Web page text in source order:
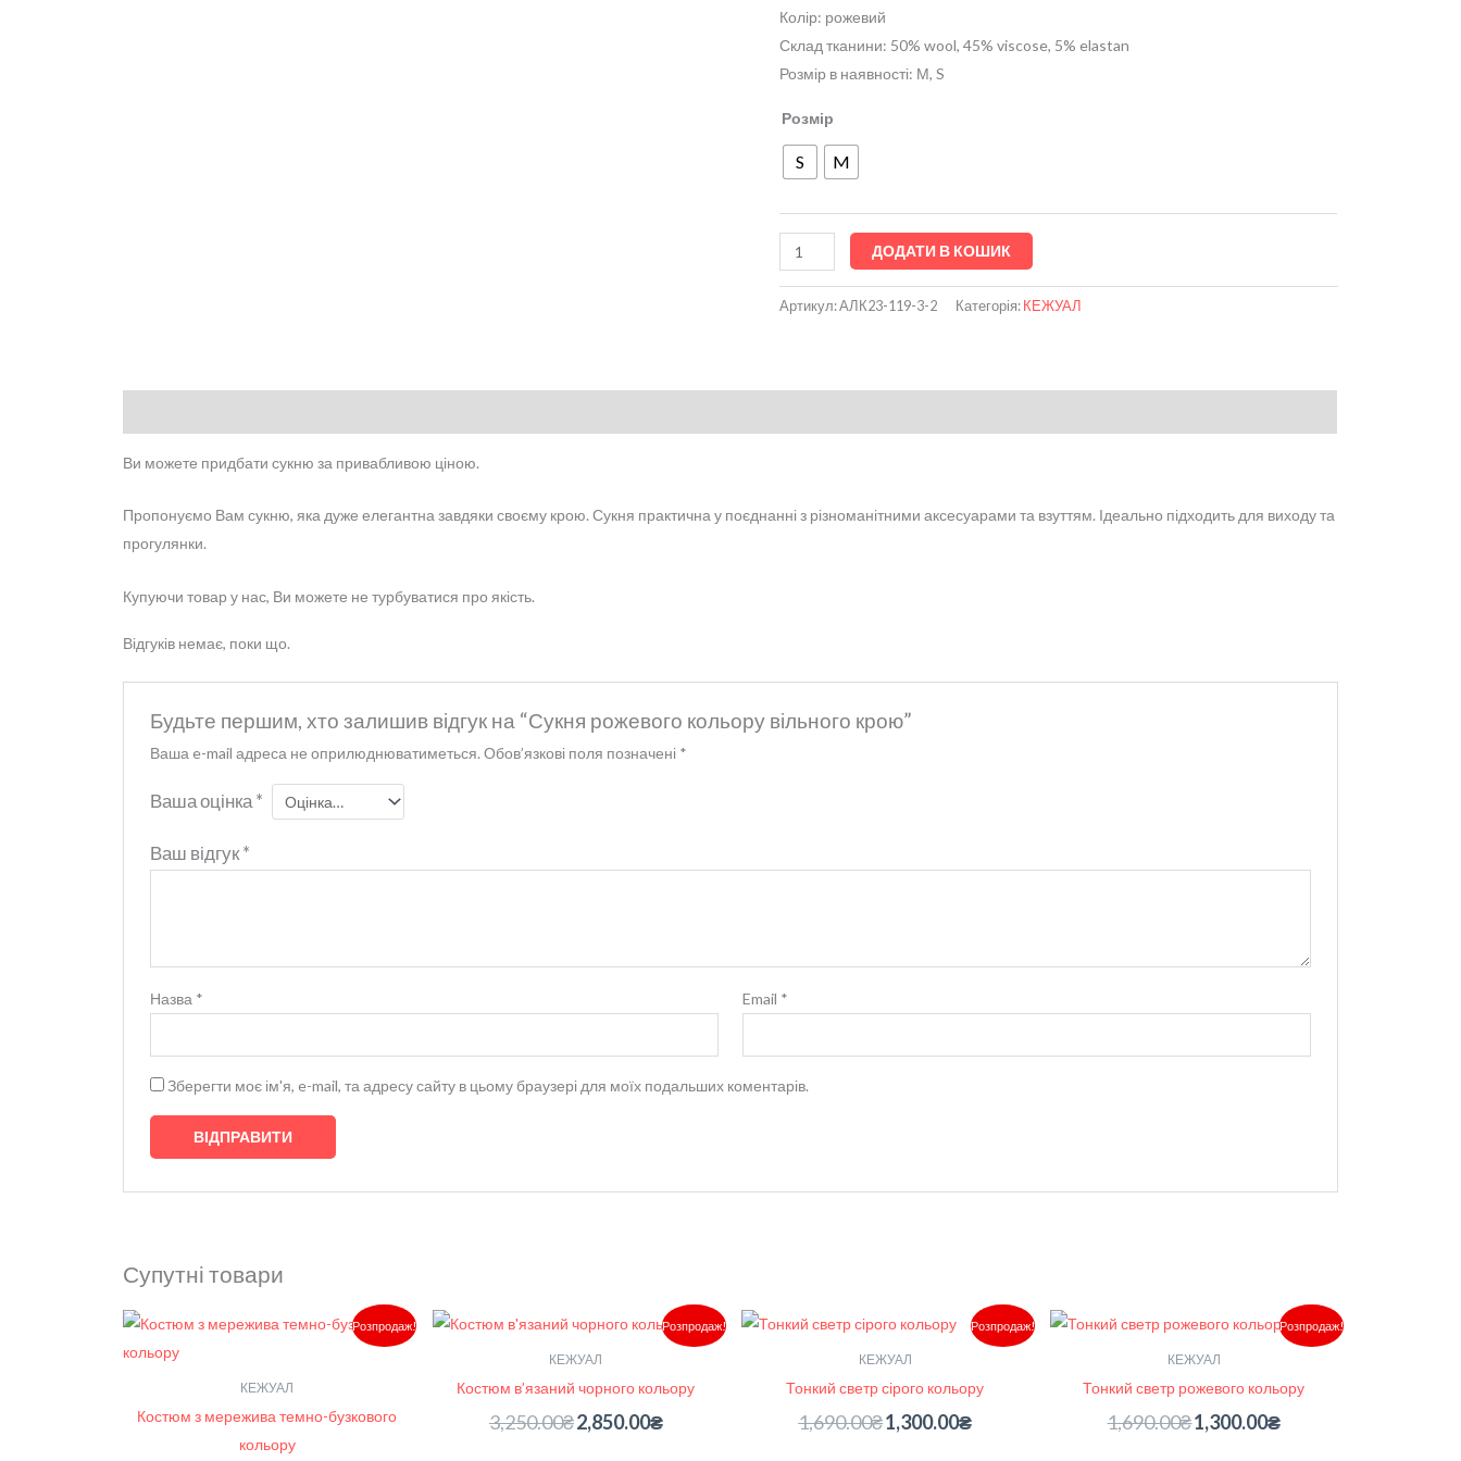
Колір: рожевий
Склад тканини: 50% wool, 45% viscose, 5% elastan
Розмір в наявності: М, S
Розмір
S M
ДОДАТИ В КОШИК
Артикул:АЛК23-119-3-2 Категорія: КЕЖУАЛ
Ви можете придбати сукню за привабливою ціною.
Пропонуємо Вам сукню, яка дуже елегантна завдяки своєму крою. Сукня практична у поєднанні з різноманітними аксесуарами та взуттям. Ідеально підходить для виходу та
прогулянки.
Купуючи товар у нас, Ви можете не турбуватися про якість.
Відгуків немає, поки що.
Будьте першим, хто залишив відгук на “Сукня рожевого кольору вільного крою”
Ваша e-mail адреса не оприлюднюватиметься. Обов’язкові поля позначені *
Ваша оцінка*
Ваш відгук*
Назва * Email *
Зберегти моє ім'я, e-mail, та адресу сайту в цьому браузері для моїх подальших коментарів.
Супутні товари
Розпродаж!
КЕЖУАЛ
Костюм з мережива темно-бузкового
кольору
Оригінальна
ціна:
Поточна
ціна:
3,100.00₴.
Розпродаж!
КЕЖУАЛ
Костюм в’язаний чорного кольору
3,250.00₴
Оригінальна
ціна:
3,250.00₴.
2,850.00₴
Поточна
ціна:
2,850.00₴.
Розпродаж!
КЕЖУАЛ
Тонкий светр сірого кольору
1,690.00₴
Оригінальна
ціна:
1,690.00₴.
1,300.00₴
Поточна
ціна:
1,300.00₴.
Розпродаж!
КЕЖУАЛ
Тонкий светр рожевого кольору
1,690.00₴
Оригінальна
ціна:
1,690.00₴.
1,300.00₴
Поточна
ціна:
1,300.00₴.